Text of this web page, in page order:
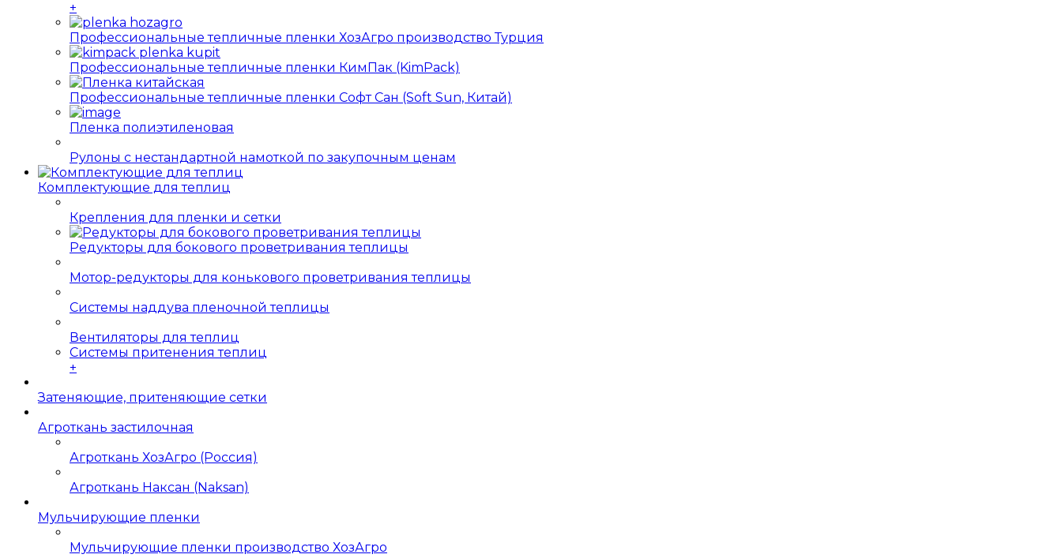
+
Профессиональные тепличные пленки ХозАгро производство Турция
Профессиональные тепличные пленки КимПак (KimPack)
Профессиональные тепличные пленки Софт Сан (Soft Sun, Китай)
Пленка полиэтиленовая
Рулоны с нестандартной намоткой по закупочным ценам
Комплектующие для теплиц
Крепления для пленки и сетки
Редукторы для бокового проветривания теплицы
Мотор-редукторы для конькового проветривания теплицы
Системы наддува пленочной теплицы
Вентиляторы для теплиц
Системы притенения теплиц
+
Затеняющие, притеняющие сетки
Агроткань застилочная
Агроткань ХозАгро (Россия)
Агроткань Наксан (Naksan)
Мульчирующие пленки
Мульчирующие пленки производство ХозАгро